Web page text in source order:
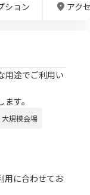
ション アク
用途でご利用い
す。
大規模会場
用に合わせてお